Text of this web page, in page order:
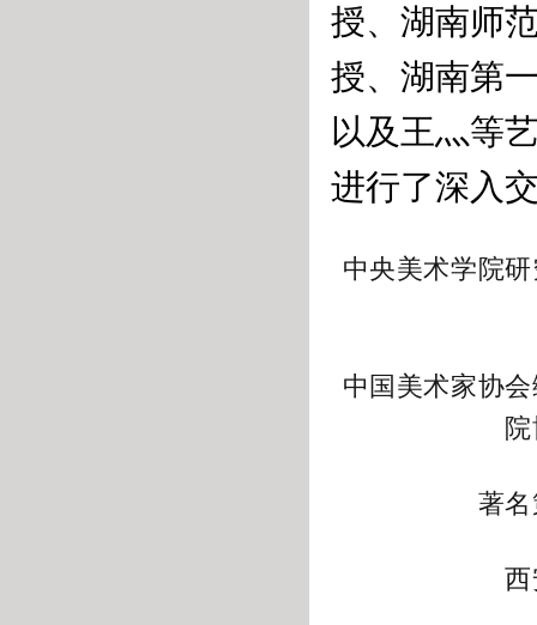
授、湖南师
授、湖南第
以及王灬等
进行了深入
中央美术学院
中国美术家协
著